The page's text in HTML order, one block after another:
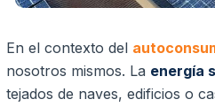
En el contexto del
nosotros mismos. La energía
tejados de naves, edificios o